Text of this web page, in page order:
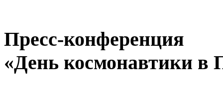
Пресс-конференция
«День космонавтики в